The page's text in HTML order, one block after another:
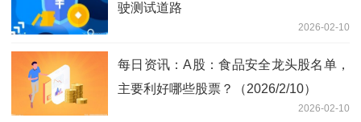
驶测试道路
2026-02-10
每日资讯：A股：食品安全龙头股名单，
主要利好哪些股票？（2026/2/10）
2026-02-10